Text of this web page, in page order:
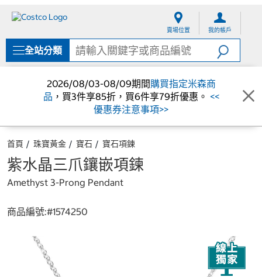
單
賣場位置 我的帳戶
全站分類
2026/08/03-08/09期間購買指定米森商
品 ，買3件享85折，買6件享79折優惠。 <<
優惠券注意事項>>
首頁 珠寶黃金 寶石 寶石項鍊
紫水晶三爪鑲嵌項鍊
Amethyst 3-Prong Pendant
商品編號:#1574250